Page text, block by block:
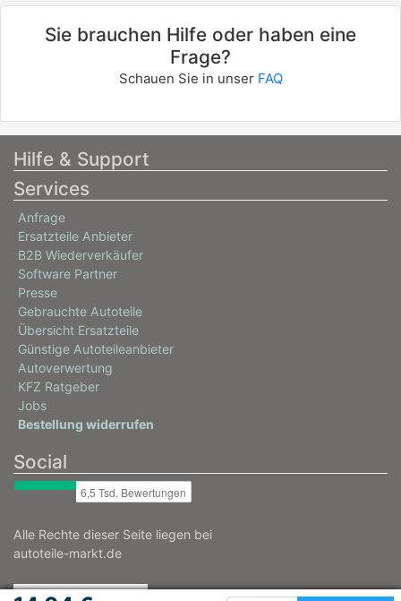
DAEWOO
MATIZ (M100, M150)
38 / 52
Sie brauchen Hilfe oder haben eine
Frage?
Schauen Sie in unser FAQ
Hilfe & Support
Services
Anfrage
Ersatzteile Anbieter
B2B Wiederverkäufer
Software Partner
Presse
Gebrauchte Autoteile
Übersicht Ersatzteile
Günstige Autoteileanbieter
Autoverwertung
KFZ Ratgeber
Jobs
Bestellung widerrufen
Social
Alle Rechte dieser Seite liegen bei
autoteile-markt.de